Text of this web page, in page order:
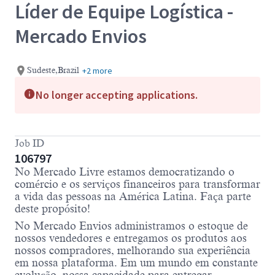
Líder de Equipe Logística -
Mercado Envios
Sudeste,Brazil +2 more
No longer accepting applications.
Job ID
106797
No Mercado Livre estamos democratizando o
comércio e os serviços financeiros para transformar
a vida das pessoas na América Latina. Faça parte
deste propósito!
No Mercado Envios administramos o estoque de
nossos vendedores e entregamos os produtos aos
nossos compradores, melhorando sua experiência
em nossa plataforma. Em um mundo em constante